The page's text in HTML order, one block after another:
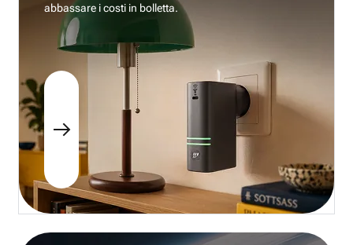
abbassare i costi in bolletta.